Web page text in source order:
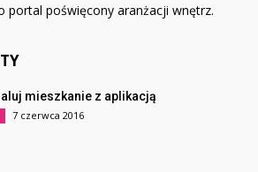
portal poświęcony aranżacji wnętrz.
mieszkanie z aplikacją
7 czerwca 2016